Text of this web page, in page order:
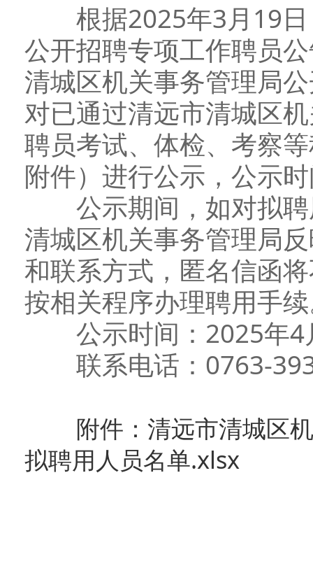
根据2025年3月19日
公开招聘专项工作聘员
清城区机关事务管理局
对已通过清远市清城区
聘员考试、体检、考察
附件）进行公示，公示
公示期间，如对拟聘
清城区机关事务管理局
和联系方式，匿名信函
按相关程序办理聘用手
公示时间：2025年4
联系电话：0763-
附件：清远市清城区
拟聘用人员名单.xlsx